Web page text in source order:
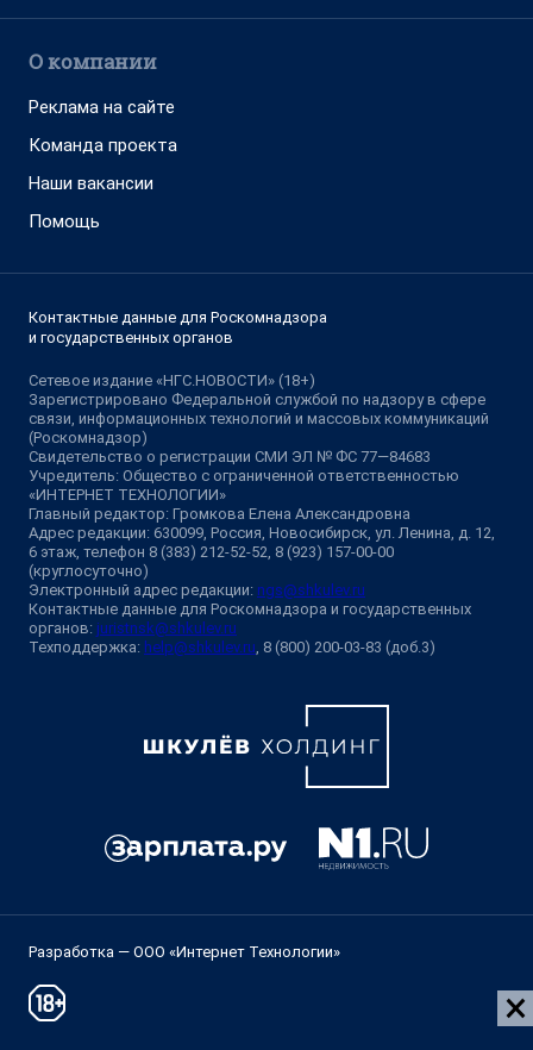
О компании
Реклама на сайте
Команда проекта
Наши вакансии
Помощь
Контактные данные для Роскомнадзора
и государственных органов
Сетевое издание «НГС.НОВОСТИ» (18+)
Зарегистрировано Федеральной службой по надзору в сфере
связи, информационных технологий и массовых коммуникаций
(Роскомнадзор)
Свидетельство о регистрации СМИ ЭЛ № ФС 77—84683
Учредитель: Общество с ограниченной ответственностью
«ИНТЕРНЕТ ТЕХНОЛОГИИ»
Главный редактор: Громкова Елена Александровна
Адрес редакции: 630099, Россия, Новосибирск, ул. Ленина, д. 12,
6 этаж, телефон 8 (383) 212-52-52, 8 (923) 157-00-00
(круглосуточно)
Электронный адрес редакции: ngs@shkulev.ru
Контактные данные для Роскомнадзора и государственных
органов: juristnsk@shkulev.ru
Техподдержка: help@shkulev.ru , 8 (800) 200-03-83 (доб.3)
Разработка — ООО «Интернет Технологии»